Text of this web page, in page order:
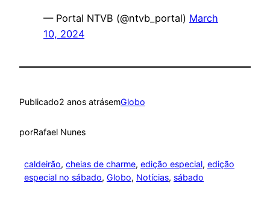
— Portal NTVB (@ntvb_portal) March
10, 2024
Publicado2 anos atrásemGlobo
porRafael Nunes
caldeirão, cheias de charme, edição especial, edição
especial no sábado, Globo, Notícias, sábado